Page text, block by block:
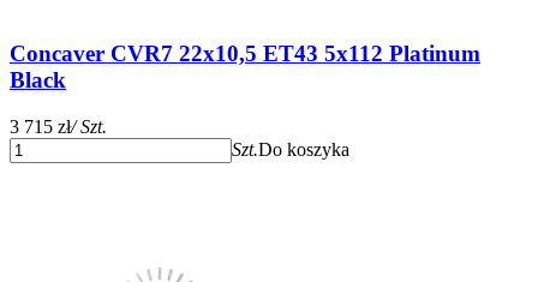
Concaver CVR7 22x10,5 ET43 5x112 Platinum
Black
3 715 zł/ Szt.
Szt.Do koszyka